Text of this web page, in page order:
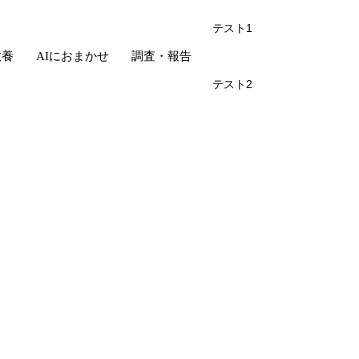
AIにおまかせ 調査・報告
テスト1
テスト2